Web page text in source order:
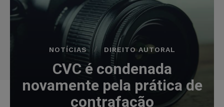
NOTÍCIAS DIREITO AUTORAL
CVC é condenada
novamente pela prática de
contrafação